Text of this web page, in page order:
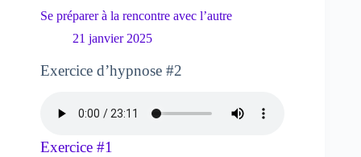
Se préparer à la rencontre avec l’autre
21 janvier 2025
Exercice d’hypnose #2
Exercice #1